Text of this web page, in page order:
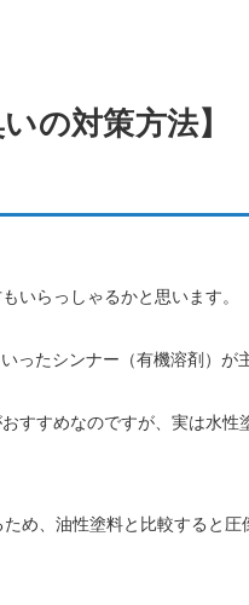
の対策方法】
いらっしゃるかと思います。
ったシンナー（有機溶剤）が
すすめなのですが、実は水性
め、油性塗料と比較すると圧